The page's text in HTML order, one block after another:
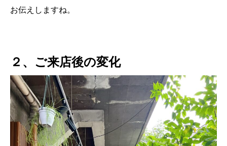
お伝えしますね。
２、ご来店後の変化